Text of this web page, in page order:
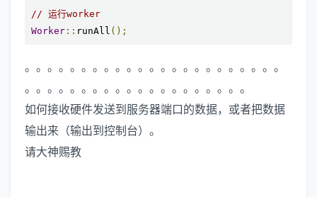
// 运行worker
Worker :: runAll ();
。。。。。。。。。。。。。。。。。。。。。。。
。。。。。。。。。。。。。。。。。。。。
如何接收硬件发送到服务器端口的数据，或者把数据
输出来（输出到控制台）。
请大神赐教